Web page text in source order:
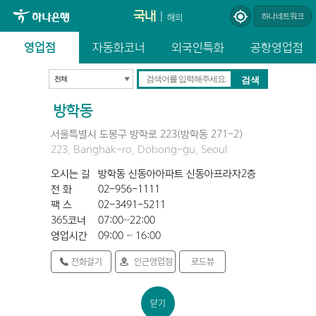
국내 해외 하나네트워크
영업점 자동화코너 외국인특화 공항영업점
방학동
서울특별시 도봉구 방학로 223(방학동 271-2)
223, Banghak-ro, Dobong-gu, Seoul
오시는 길
방학동 신동아아파트 신동아프라자2층
전 화
02-956-1111
팩 스
02-3491-5211
365코너
07:00~22:00
영업시간
09:00 ~ 16:00
전화걸기 인근영업점 로드뷰
닫기